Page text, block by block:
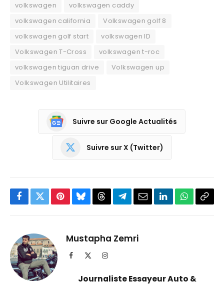
volkswagen
volkswagen caddy
volkswagen california
Volkswagen golf 8
volkswagen golf start
volkswagen ID
Volkswagen T-Cross
volkswagen t-roc
volkswagen tiguan drive
Volkswagen up
Volkswagen Utilitaires
Suivre sur Google Actualités
Suivre sur X (Twitter)
Facebook
TwitterPinterestBlueskyThreadsPartager
Telegram
EmailLinkedInWhatsApp
Mustapha Zemri
Facebook Instagram
Journaliste Essayeur Auto &